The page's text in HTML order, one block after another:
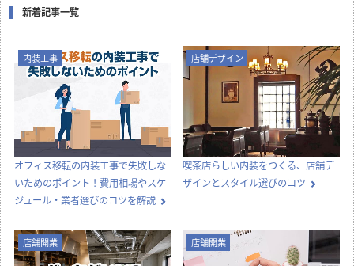
新着記事一覧
内装工事
オフィス移転の内装工事で失敗しな
いためのポイント！費用相場やスケ
ジュール・業者選びのコツを解説
店舗デザイン
喫茶店らしい内装をつくる、店舗デ
ザインとスタイル選びのコツ
店舗開業 店舗開業